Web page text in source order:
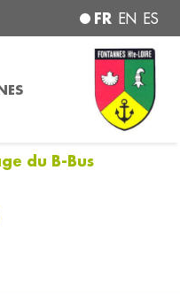
FR EN ES
du B-Bus